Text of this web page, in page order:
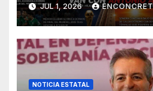
opositora rumbo
Sonora
JUL 1, 2026
NOTICIA ESTATAL